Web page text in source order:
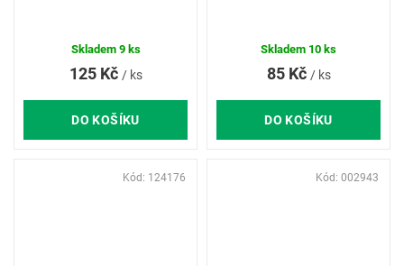
125 Kč / ks
DO KOŠÍKU
Skladem 9 ks
85 Kč / ks
DO KOŠÍKU
Skladem 10 ks
Kód: 124176 Kód: 002943